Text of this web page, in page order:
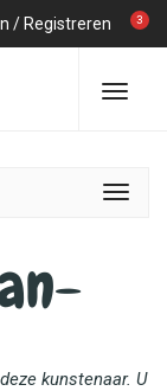
/ Registreren 3
kunstenaar. U